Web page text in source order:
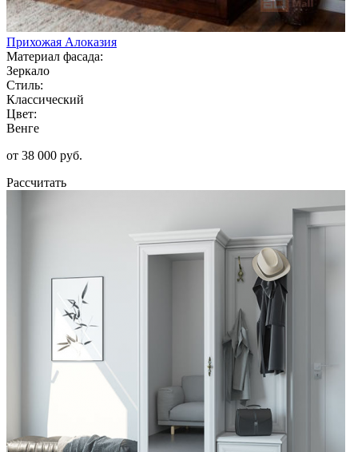
Прихожая Алоказия
Материал фасада:
Зеркало
Стиль:
Классический
Цвет:
Венге
от 38 000 руб.
Рассчитать